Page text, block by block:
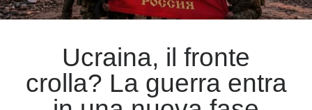
Ucraina, il fronte
crolla? La guerra entra